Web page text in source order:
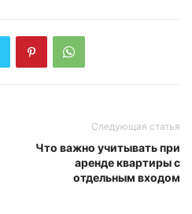
Следующая статья
Что важно учитывать при
аренде квартиры с
отдельным входом